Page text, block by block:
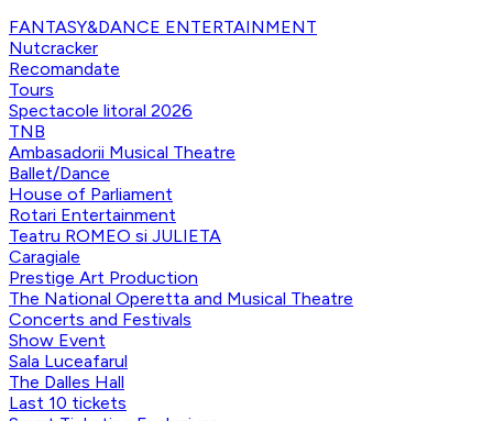
FANTASY&DANCE ENTERTAINMENT
Nutcracker
Recomandate
Tours
Spectacole litoral 2026
TNB
Ambasadorii Musical Theatre
Ballet/Dance
House of Parliament
Rotari Entertainment
Teatru ROMEO si JULIETA
Caragiale
Prestige Art Production
The National Operetta and Musical Theatre
Concerts and Festivals
Show Event
Sala Luceafarul
The Dalles Hall
Last 10 tickets